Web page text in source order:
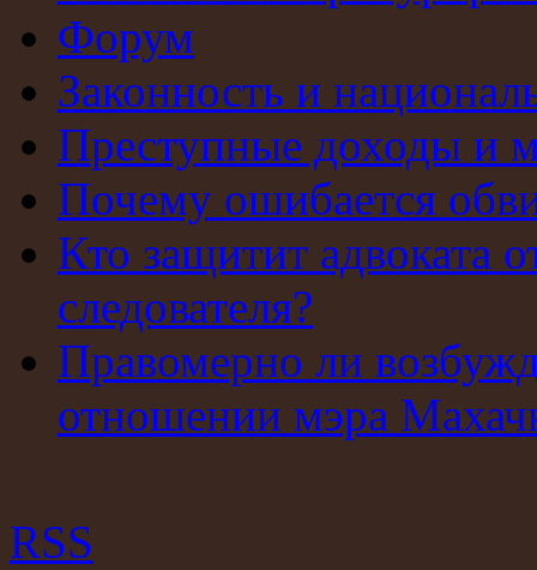
Форум
Законность и
Преступные доходы и
Почему ошибается
Кто защитит адвоката
следователя?
Правомерно ли
отношении мэра
RSS